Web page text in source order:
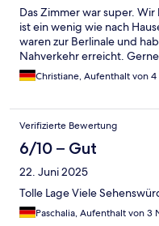
Das Zimmer war super.
ist ein wenig wie nach
waren zur Berlinale und
Nahverkehr erreicht.
Christiane, Aufenthalt von
Verifizierte Bewertung
6/10 – Gut
22. Juni 2025
Tolle Lage Viele
Paschalia, Aufenthalt von 3